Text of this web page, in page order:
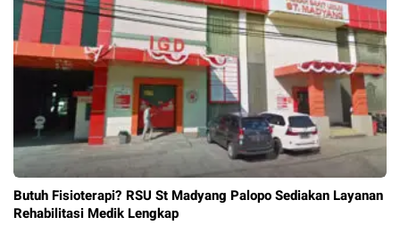
Butuh Fisioterapi? RSU St Madyang Palopo Sediakan Layanan
Rehabilitasi Medik Lengkap